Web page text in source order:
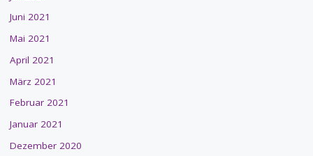
Juni 2021
Mai 2021
April 2021
März 2021
Februar 2021
Januar 2021
Dezember 2020